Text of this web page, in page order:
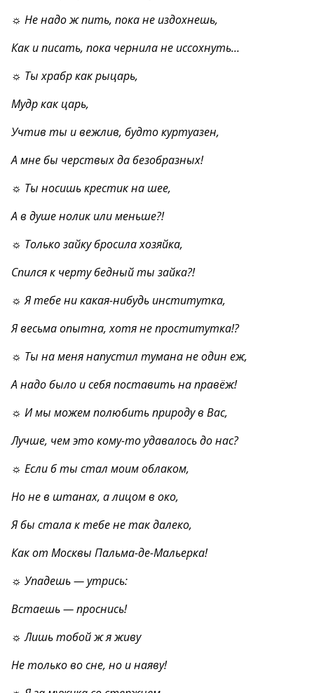
☼ Не надо ж пить, пока не издохнешь,
Как и писать, пока чернила не иссохнуть…
☼ Ты храбр как рыцарь,
Мудр как царь,
Учтив ты и вежлив, будто куртуазен,
А мне бы черствых да безобразных!
☼ Ты носишь крестик на шее,
А в душе нолик или меньше?!
☼ Только зайку бросила хозяйка,
Спился к черту бедный ты зайка?!
☼ Я тебе ни какая-нибудь институтка,
Я весьма опытна, хотя не проститутка!?
☼ Ты на меня напустил тумана не один еж,
А надо было и себя поставить на правёж!
☼ И мы можем полюбить природу в Вас,
Лучше, чем это кому-то удавалось до нас?
☼ Если б ты стал моим облаком,
Но не в штанах, а лицом в око,
Я бы стала к тебе не так далеко,
Как от Москвы Пальма-де-Мальерка!
☼ Упадешь — утрись:
Встаешь — проснись!
☼ Лишь тобой ж я живу
Не только во сне, но и наяву!